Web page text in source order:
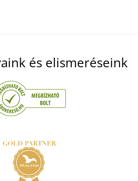
és elismeréseink